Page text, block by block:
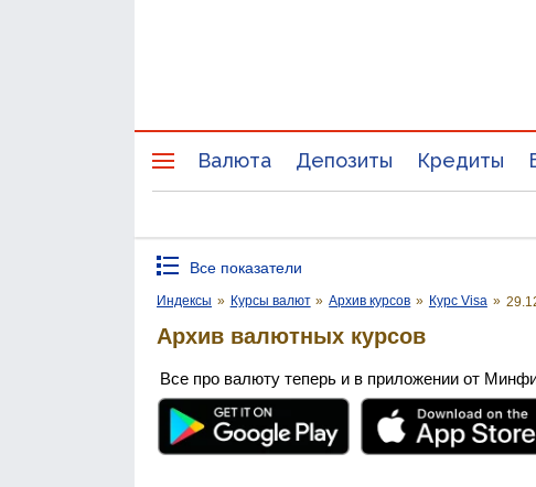
Валюта Депозиты Кредиты
Все показатели
Индексы » Курсы валют » Архив курсов » Курс Visa »
Архив валютных курсов
Все про валюту теперь и в приложении от